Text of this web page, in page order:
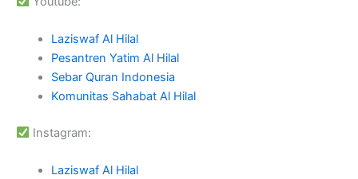
Laziswaf Al Hilal
Pesantren Yatim Al Hilal
Sebar Quran Indonesia
Komunitas Sahabat Al Hilal
Instagram:
Laziswaf Al Hilal